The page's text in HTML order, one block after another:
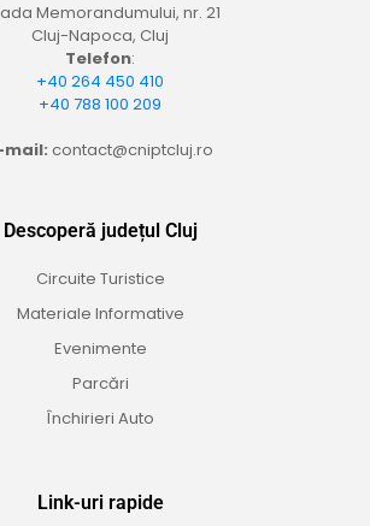
Memorandumului, nr. 21
Cluj-Napoca, Cluj
Telefon:
+40 264 450 410
+40 788 100 209
mail: contact@cniptcluj.ro
Descoperă județul Cluj
Circuite Turistice
Materiale Informative
Evenimente
Parcări
Închirieri Auto
Link-uri rapide